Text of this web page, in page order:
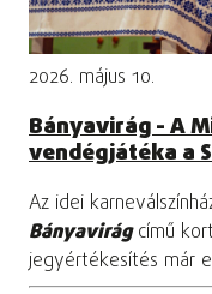
2026. május 10.
Bányavirág - A
vendégjátéka a
Az idei
Bányavirágcímű
jegyértékesítés már